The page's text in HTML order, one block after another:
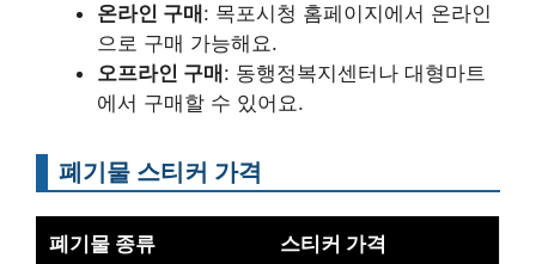
온라인 구매 : 목포시청 홈페이지에서 온라인
으로 구매 가능해요.
오프라인 구매 : 동행정복지센터나 대형마트
에서 구매할 수 있어요.
폐기물 스티커 가격
폐기물 종류 스티커 가격